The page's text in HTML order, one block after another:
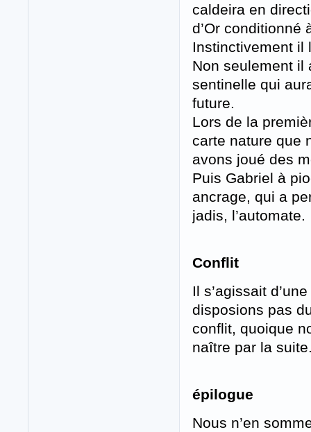
caldeira en
d’Or conditionné
Instinctivement il
Non seulement il
sentinelle qui
future.
Lors de la
carte nature que
avons joué des
Puis Gabriel à
ancrage, qui a
jadis, l’automate.
Conflit
Il s’agissait
disposions pas
conflit, quoique
naître par la
épilogue
Nous n’en